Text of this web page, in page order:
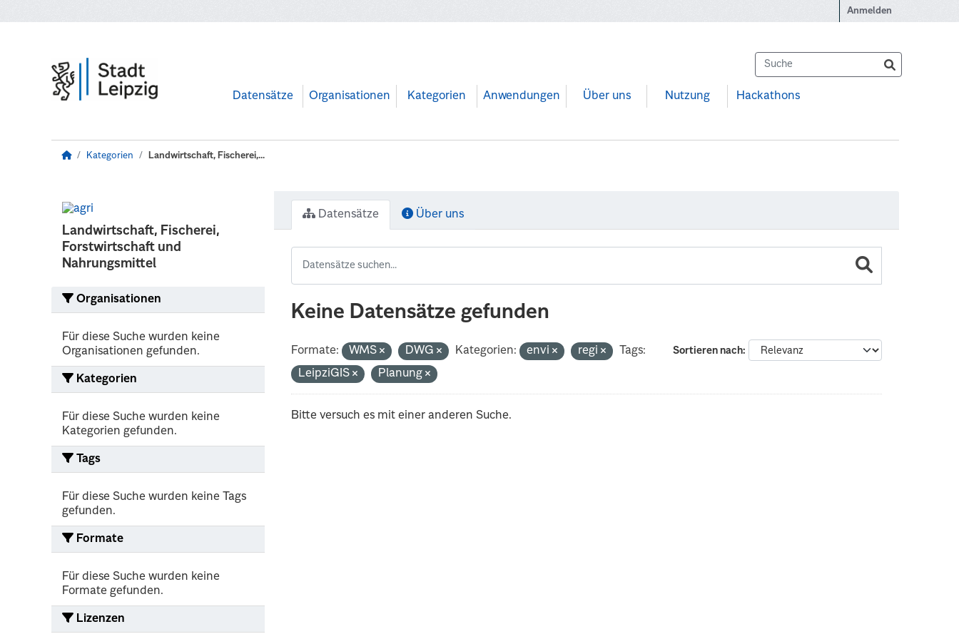
Anmelden
Datensätze Organisationen Kategorien Anwendungen Über uns Nutzung Hackathons
Kategorien Landwirtschaft, Fischerei,...
Landwirtschaft, Fischerei,
Forstwirtschaft und
Nahrungsmittel
Organisationen
Für diese Suche wurden keine
Organisationen gefunden.
Kategorien
Für diese Suche wurden keine
Kategorien gefunden.
Tags
Für diese Suche wurden keine Tags
gefunden.
Formate
Für diese Suche wurden keine
Formate gefunden.
Lizenzen
Datensätze Über uns
Keine Datensätze gefunden
Sortieren nach
Formate: WMS DWG Kategorien: envi regi
Tags:
LeipziGIS
Planung
Bitte versuch es mit einer anderen Suche.